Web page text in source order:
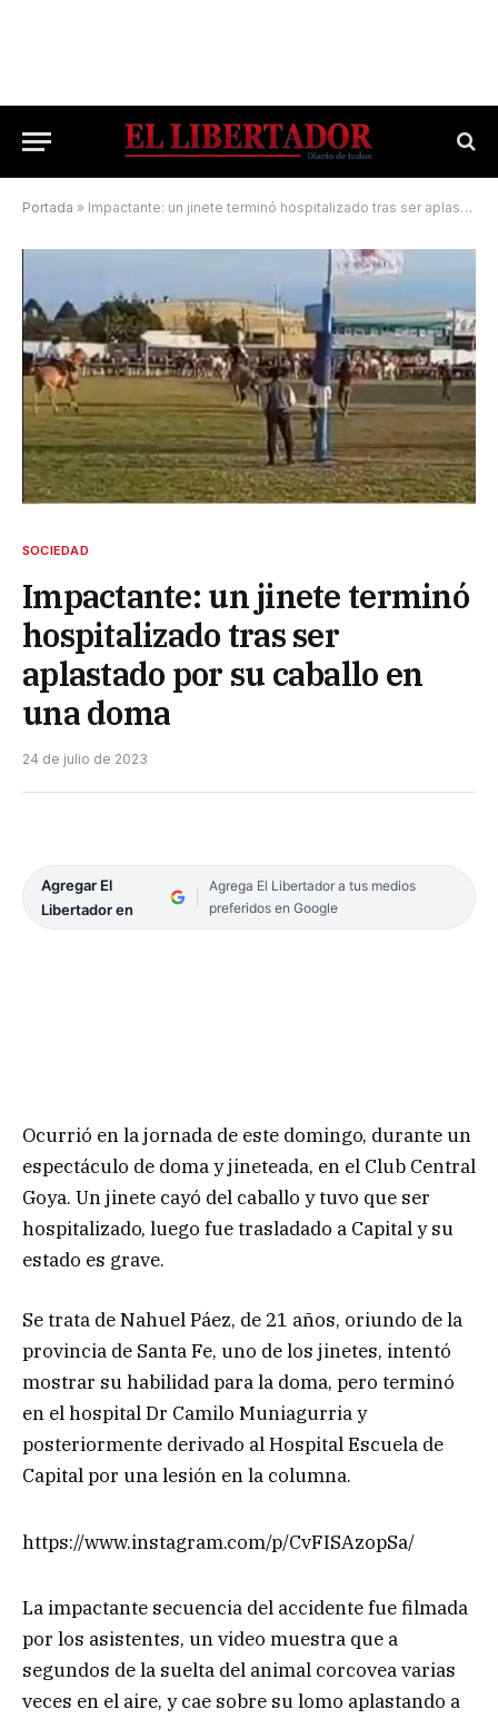
Portada » Impactante: un jinete terminó hospitalizado tras ser aplastado por su caballo en una doma
SOCIEDAD
Impactante: un jinete terminó
hospitalizado tras ser
aplastado por su caballo en
una doma
24 de julio de 2023
Agregar El
Libertador en
Agrega El Libertador a tus medios
preferidos en Google
Ocurrió en la jornada de este domingo, durante un
espectáculo de doma y jineteada, en el Club Central
Goya. Un jinete cayó del caballo y tuvo que ser
hospitalizado, luego fue trasladado a Capital y su
estado es grave.
Se trata de Nahuel Páez, de 21 años, oriundo de la
provincia de Santa Fe, uno de los jinetes, intentó
mostrar su habilidad para la doma, pero terminó
en el hospital Dr Camilo Muniagurria y
posteriormente derivado al Hospital Escuela de
Capital por una lesión en la columna.
https://www.instagram.com/p/CvFISAzopSa/
La impactante secuencia del accidente fue filmada
por los asistentes, un video muestra que a
segundos de la suelta del animal corcovea varias
veces en el aire, y cae sobre su lomo aplastando a